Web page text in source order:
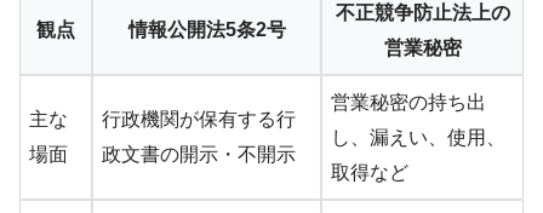
観点 情報公開法5条2号
不正競争防止法上の
営業秘密
主な
場面
行政機関が保有する行
政文書の開示・不開示
営業秘密の持ち出
し、漏えい、使用、
取得など